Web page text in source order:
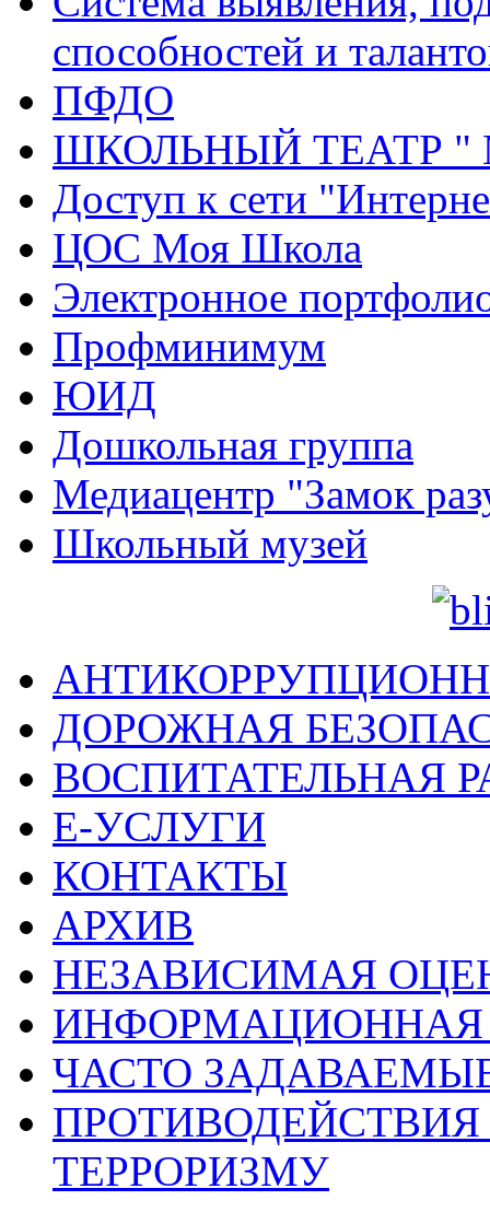
способностей и
ПФДО
ШКОЛЬНЫЙ ТЕАТР
Доступ к сети
ЦОС Моя Школа
Электронное
Профминимум
ЮИД
Дошкольная группа
Медиацентр "Замок
Школьный музей
ДОРОЖНАЯ
ВОСПИТАТЕЛЬНАЯ
Е-УСЛУГИ
КОНТАКТЫ
АРХИВ
НЕЗАВИСИМАЯ
ИНФОРМАЦИОННАЯ
ЧАСТО
ТЕРРОРИЗМУ